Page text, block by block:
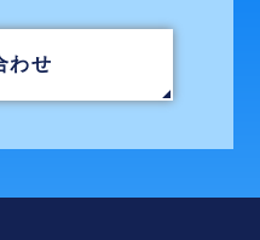
わせ